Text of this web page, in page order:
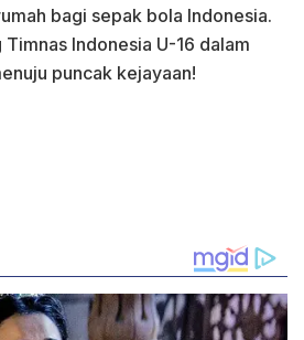
bagi sepak bola Indonesia.
Indonesia U-16 dalam
puncak kejayaan!